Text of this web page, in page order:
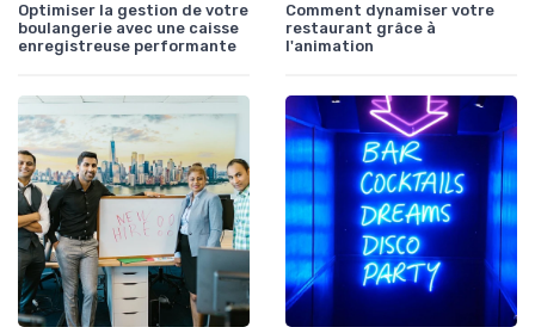
Optimiser la gestion de votre
boulangerie avec une caisse
enregistreuse performante
Comment dynamiser votre
restaurant grâce à
l'animation